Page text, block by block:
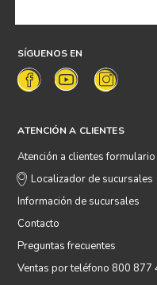
SÍGUENOS EN
ATENCIÓN A CLIENTES
Atención a clientes formulario
Localizador de sucursales
Información de sucursales
Contacto
Preguntas frecuentes
Ventas por teléfono 800 877